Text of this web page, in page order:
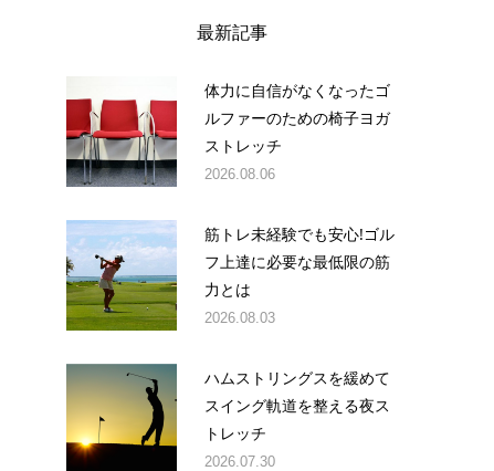
最新記事
体力に自信がなくなったゴ
ルファーのための椅子ヨガ
ストレッチ
2026.08.06
筋トレ未経験でも安心!ゴル
フ上達に必要な最低限の筋
力とは
2026.08.03
ハムストリングスを緩めて
スイング軌道を整える夜ス
トレッチ
2026.07.30